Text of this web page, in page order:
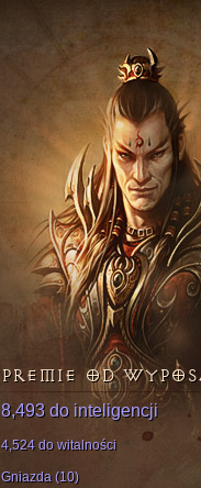
PREMIE OD
8,493 do inteligencji
4,524 do witalności
Gniazda (10)